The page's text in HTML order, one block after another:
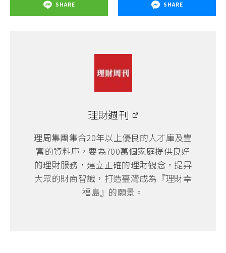
SHARE SHARE
理財週刊
理周集團集合20年以上優良的人才庫及豐
富的資料庫，要為700萬個家庭提供良好
的理財服務，建立正確的理財觀念，提昇
大眾的財商智識，打造臺灣成為『理財幸
福島』的願景。